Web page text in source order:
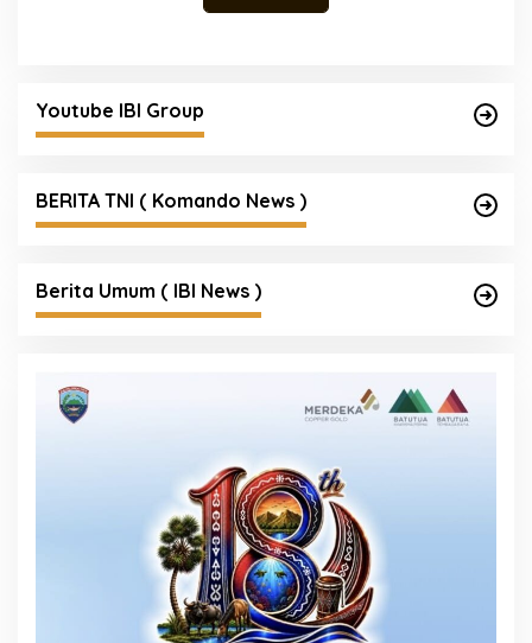
Youtube IBI Group
BERITA TNI ( Komando News )
Berita Umum ( IBI News )